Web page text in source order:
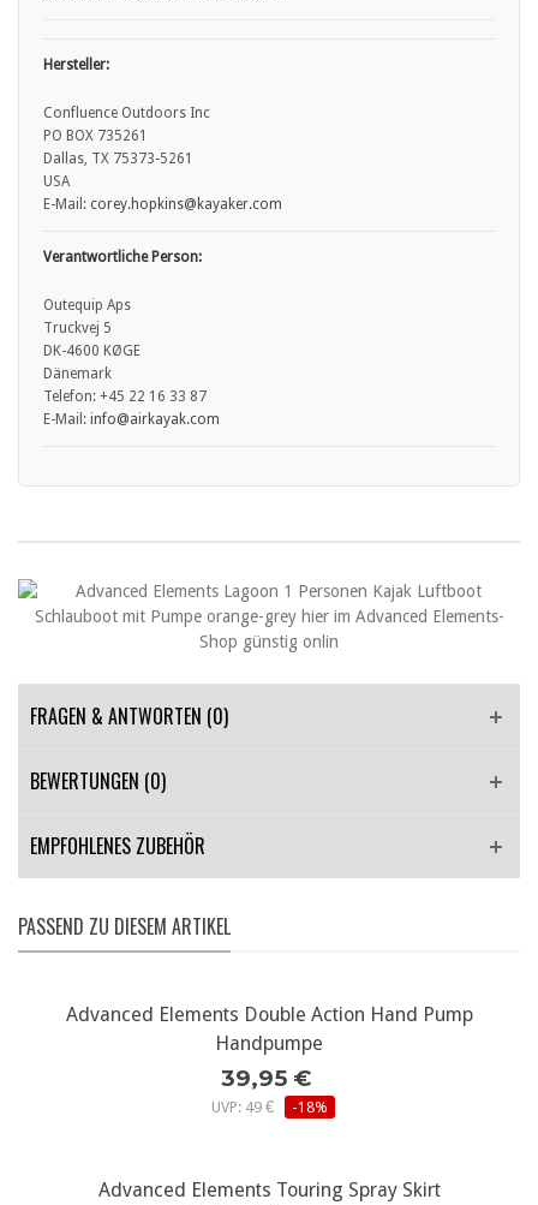
Hersteller:
Confluence Outdoors Inc
PO BOX 735261
Dallas, TX 75373-5261
USA
E-Mail: corey.hopkins@kayaker.com
Verantwortliche Person:
Outequip Aps
Truckvej 5
DK-4600 KØGE
Dänemark
Telefon: +45 22 16 33 87
E-Mail: info@airkayak.com
FRAGEN & ANTWORTEN (0)
BEWERTUNGEN (0)
EMPFOHLENES ZUBEHÖR
PASSEND ZU DIESEM ARTIKEL
Advanced Elements Double Action Hand Pump
Handpumpe
39,95 €
UVP: 49 € -18%
Advanced Elements Touring Spray Skirt